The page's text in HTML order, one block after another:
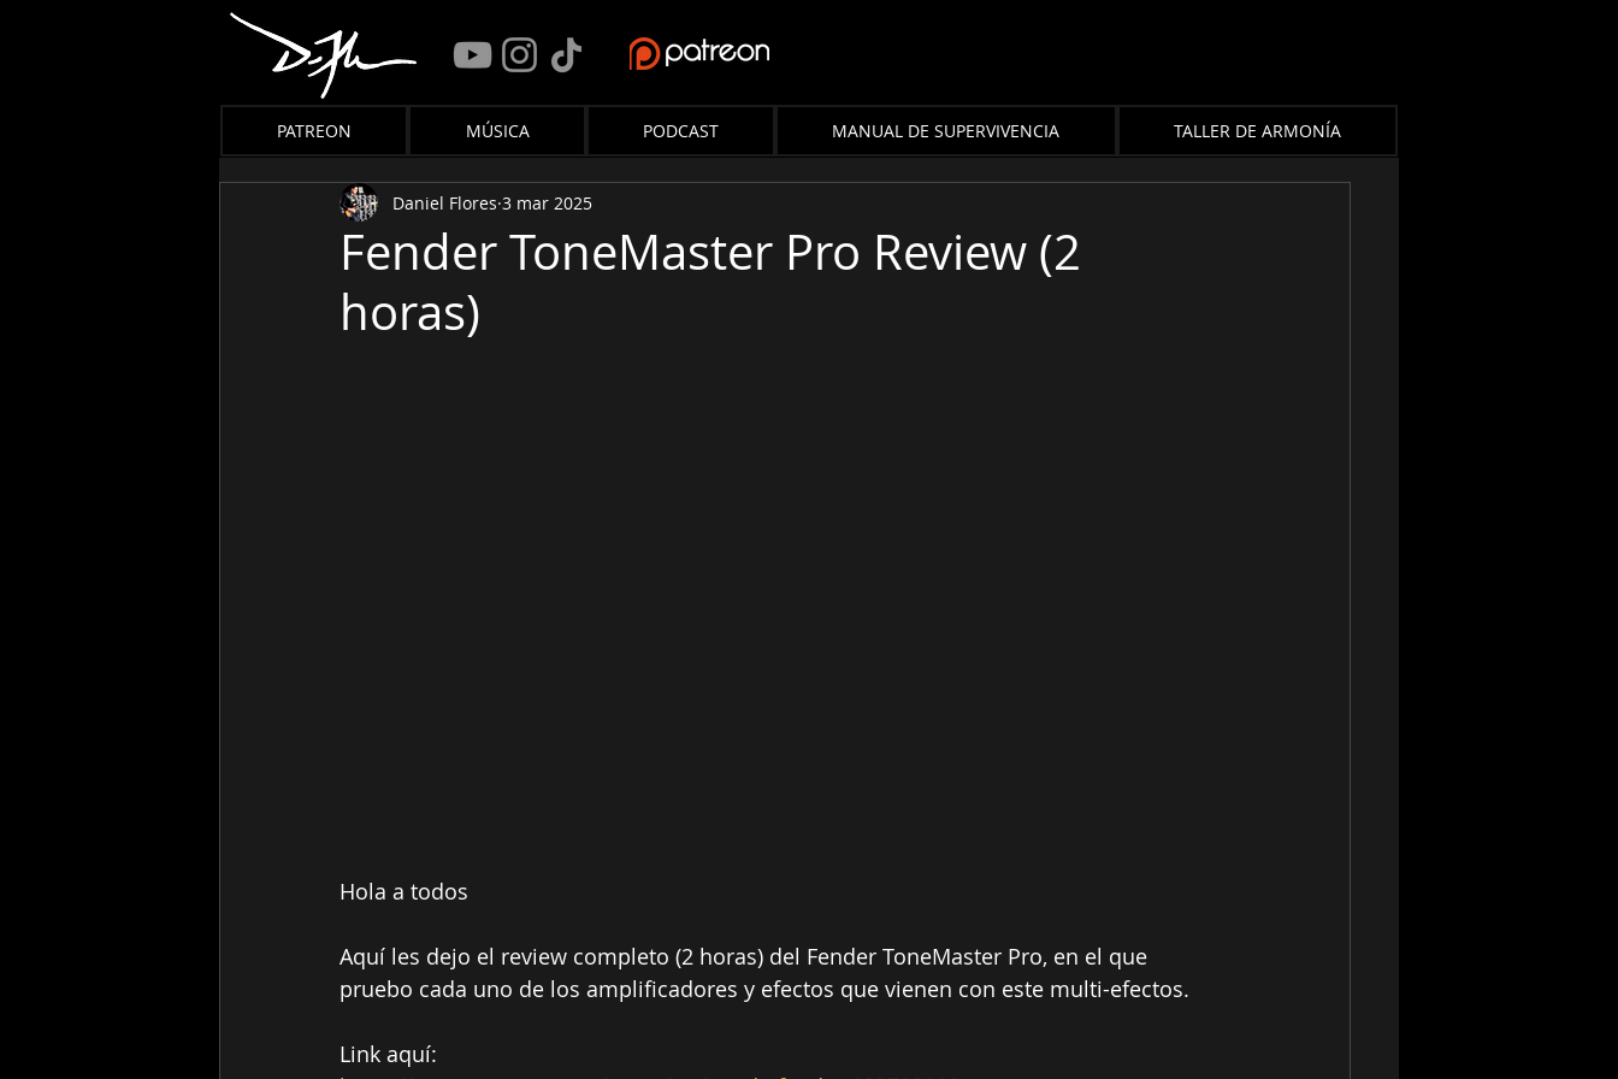
PATREON MÚSICA PODCAST MANUAL DE SUPERVIVENCIA TALLER DE ARMONÍA
Fender ToneMaster Pro Review (2
horas)
Daniel Flores 3 mar 2025
Hola a todos
Aquí les dejo el review completo (2 horas) del Fender ToneMaster Pro, en el que
pruebo cada uno de los amplificadores y efectos que vienen con este multi-efectos.
Link aquí: